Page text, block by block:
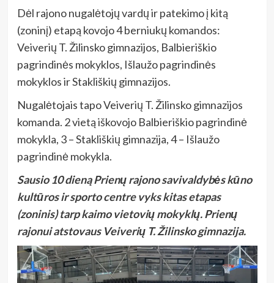
Dėl rajono nugalėtojų vardų ir patekimo į kitą
(zoninį) etapą kovojo 4 berniukų komandos:
Veiverių T. Žilinsko gimnazijos, Balbieriškio
pagrindinės mokyklos, Išlaužo pagrindinės
mokyklos ir Stakliškių gimnazijos.
Nugalėtojais tapo Veiverių T. Žilinsko gimnazijos
komanda. 2 vietą iškovojo Balbieriškio pagrindinė
mokykla, 3 – Stakliškių gimnazija, 4 – Išlaužo
pagrindinė mokykla.
Sausio 10 dieną Prienų rajono savivaldybės kūno
kultūros ir sporto centre vyks kitas etapas
(zoninis) tarp kaimo vietovių mokyklų. Prienų
rajonui atstovaus Veiverių T. Žilinsko gimnazija.